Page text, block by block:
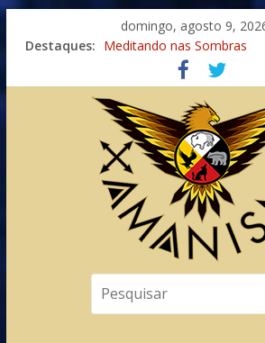
domingo, agosto 9,
Destaques: Imaginação na Cura
Meditando nas Sombras
Autosuficiência: A Jornada
Xamanismo Universal
Totens – Caminho